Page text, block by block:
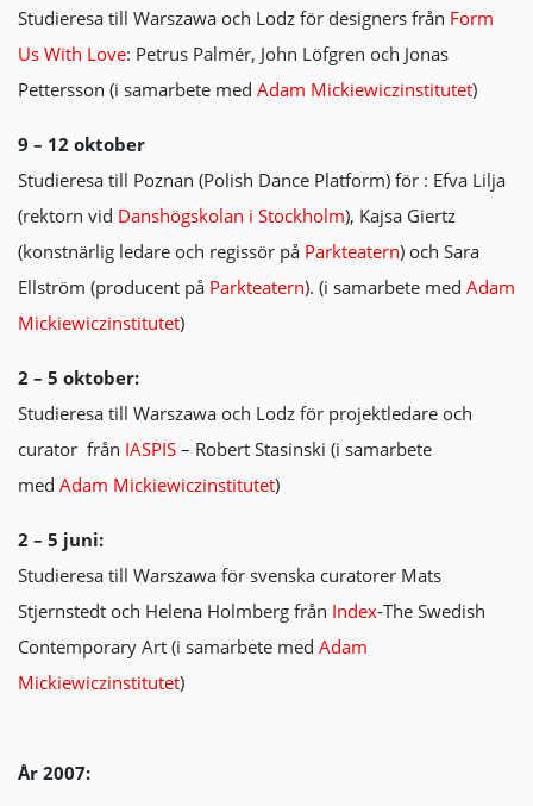
Studieresa till Warszawa och Lodz för designers från Form
Us With Love: Petrus Palmér, John Löfgren och Jonas
Pettersson (i samarbete med Adam Mickiewiczinstitutet)
9 – 12 oktober
Studieresa till Poznan (Polish Dance Platform) för : Efva Lilja
(rektorn vid Danshögskolan i Stockholm), Kajsa Giertz
(konstnärlig ledare och regissör på Parkteatern) och Sara
Ellström (producent på Parkteatern). (i samarbete med Adam
Mickiewiczinstitutet)
2 – 5 oktober:
Studieresa till Warszawa och Lodz för projektledare och
curator från IASPIS – Robert Stasinski (i samarbete
med Adam Mickiewiczinstitutet)
2 – 5 juni:
Studieresa till Warszawa för svenska curatorer Mats
Stjernstedt och Helena Holmberg från Index-The Swedish
Contemporary Art (i samarbete med Adam
Mickiewiczinstitutet)
År 2007: